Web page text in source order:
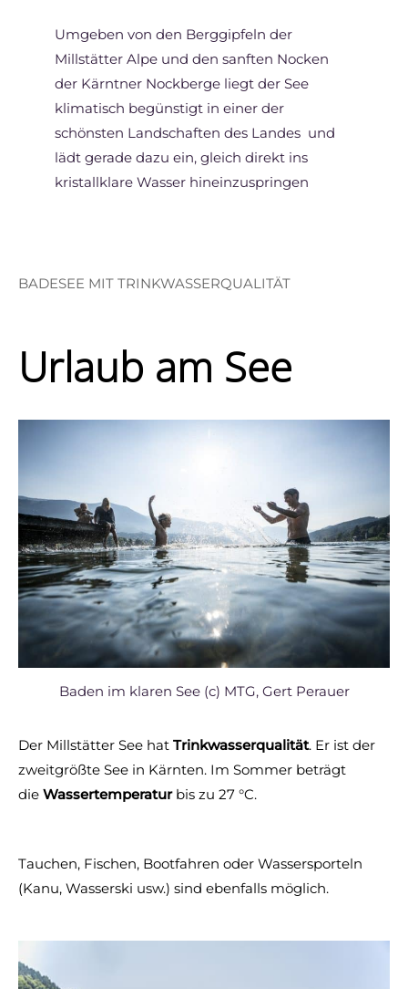
Umgeben von den Berggipfeln der
Millstätter Alpe und den sanften Nocken
der Kärntner Nockberge liegt der See
klimatisch begünstigt in einer der
schönsten Landschaften des Landes und
lädt gerade dazu ein, gleich direkt ins
kristallklare Wasser hineinzuspringen
BADESEE MIT TRINKWASSERQUALITÄT
Urlaub am See
Baden im klaren See (c) MTG, Gert Perauer
Der Millstätter See hat Trinkwasserqualität. Er ist der
zweitgrößte See in Kärnten. Im Sommer beträgt
die Wassertemperaturbis zu 27 °C.
Tauchen, Fischen, Bootfahren oder Wassersporteln
(Kanu, Wasserski usw.) sind ebenfalls möglich.